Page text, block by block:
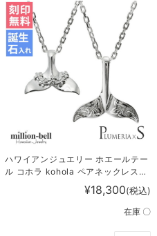
ハワイアンジュエリー ホエールテー
ル コホラ kohola ペアネックレス
CG-SP30801-SP31401P
¥18,300(税込)
在庫 〇